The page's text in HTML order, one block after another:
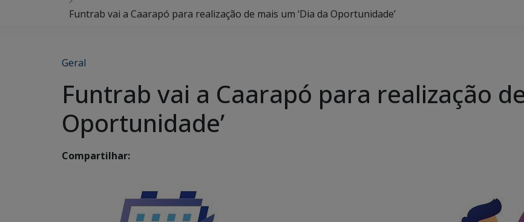
Funtrab vai a Caarapó para realização de mais um ‘Dia da Oportunidade’
Geral
Funtrab vai a Caarapó para realização
Oportunidade’
Compartilhar: